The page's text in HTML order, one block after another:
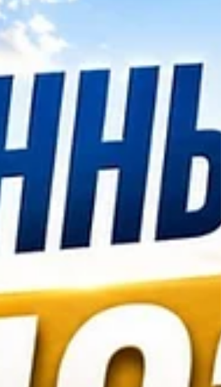
этом очевидны противоречия буквально в
каждом обществе и в каждой системе –
полярности обостре